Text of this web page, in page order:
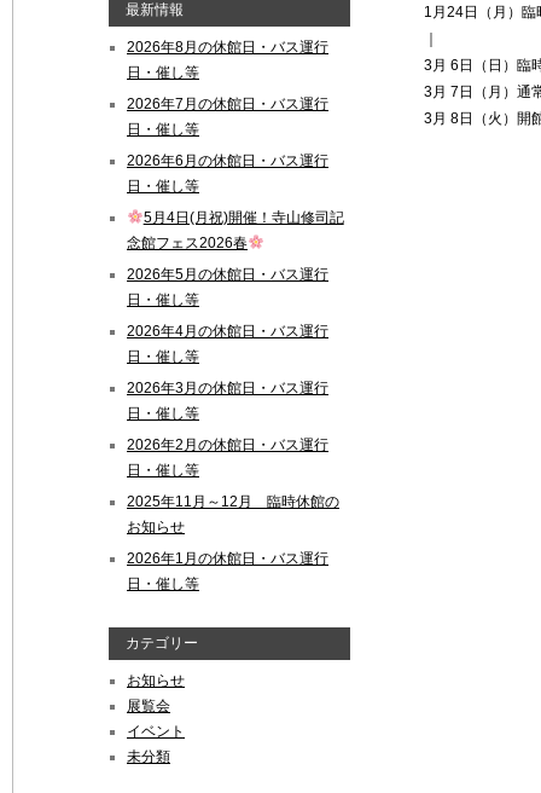
1月24日（月）臨
3月 6日（日）臨
3月 7日（月）通
3月 8日（火）開
最新情報
2026年8月の休館日・バス運行
日・催し等
2026年7月の休館日・バス運行
日・催し等
2026年6月の休館日・バス運行
日・催し等
5月4日(月祝)開催！寺山修司記
念館フェス2026春
2026年5月の休館日・バス運行
日・催し等
2026年4月の休館日・バス運行
日・催し等
2026年3月の休館日・バス運行
日・催し等
2026年2月の休館日・バス運行
日・催し等
2025年11月～12月 臨時休館の
お知らせ
2026年1月の休館日・バス運行
日・催し等
カテゴリー
お知らせ
展覧会
イベント
未分類